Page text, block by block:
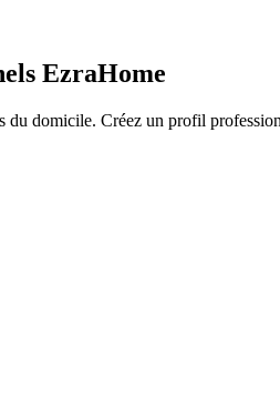
EzraHome
du domicile. Créez un profil